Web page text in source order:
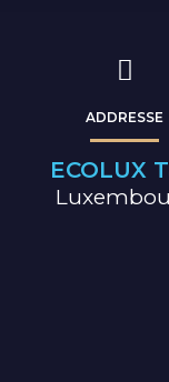
ADDRESSE
ECOLUX